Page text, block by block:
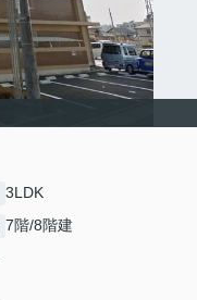
3LDK
7階/8階建